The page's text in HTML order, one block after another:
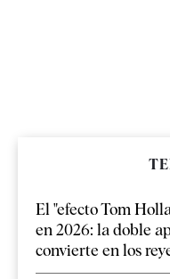
El "efecto Tom
en 2026: la doble
convierte en los